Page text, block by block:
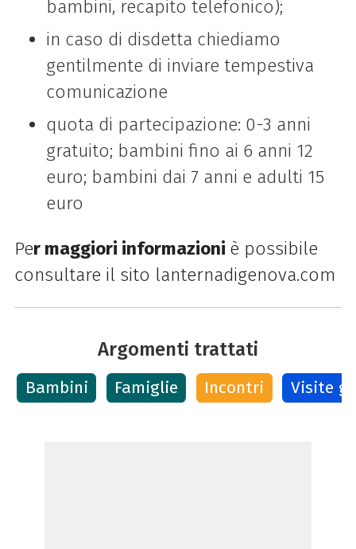
bambini, recapito telefonico);
in caso di disdetta chiediamo
gentilmente di inviare tempestiva
comunicazione
quota di partecipazione: 0-3 anni
gratuito; bambini fino ai 6 anni 12
euro; bambini dai 7 anni e adulti 15
euro
Per maggiori informazioni è possibile
consultare il sito lanternadigenova.com
Argomenti trattati
Bambini Famiglie Incontri Visite